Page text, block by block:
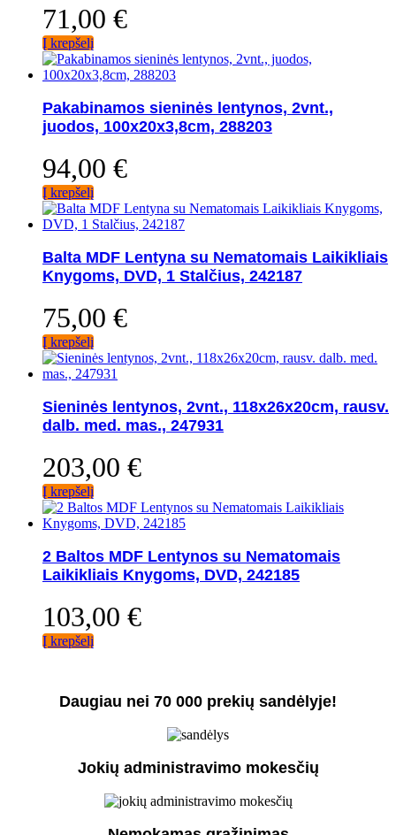
71,00 €
Į krepšelį
Pakabinamos sieninės lentynos, 2vnt.,
juodos, 100x20x3,8cm, 288203
94,00 €
Į krepšelį
Balta MDF Lentyna su Nematomais Laikikliais
Knygoms, DVD, 1 Stalčius, 242187
75,00 €
Į krepšelį
Sieninės lentynos, 2vnt., 118x26x20cm, rausv.
dalb. med. mas., 247931
203,00 €
Į krepšelį
2 Baltos MDF Lentynos su Nematomais
Laikikliais Knygoms, DVD, 242185
103,00 €
Į krepšelį
Daugiau nei 70 000 prekių sandėlyje!
Jokių administravimo mokesčių